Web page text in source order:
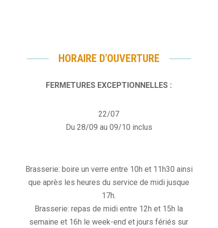
HORAIRE D'OUVERTURE
FERMETURES EXCEPTIONNELLES :
22/07
Du 28/09 au 09/10 inclus
Brasserie: boire un verre entre 10h et 11h30 ainsi
que après les heures du service de midi jusque
17h.
Brasserie: repas de midi entre 12h et 15h la
semaine et 16h le week-end et jours fériés sur